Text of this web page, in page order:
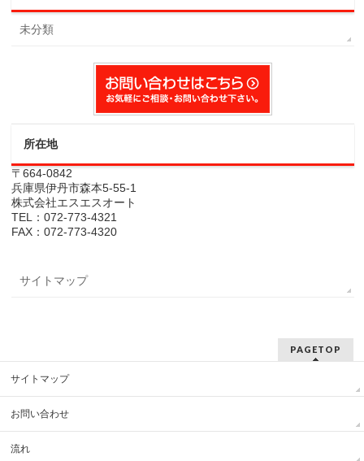
未分類
所在地
〒664-0842
兵庫県伊丹市森本5-55-1
株式会社エスエスオート
TEL：072-773-4321
FAX：072-773-4320
サイトマップ
PAGETOP
サイトマップ
お問い合わせ
流れ